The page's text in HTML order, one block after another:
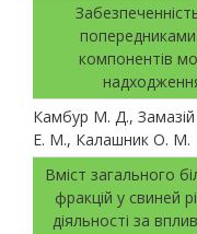
компонентів
Камбур М. Д.,
Е. М., Калашник О. М.
Вміст загального
фракцій у свиней
діяльності за